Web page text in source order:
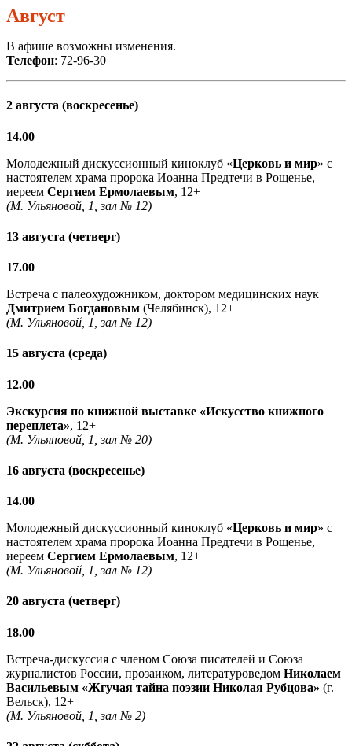
Август
В афише возможны изменения.
Телефон: 72-96-30
2 августа (воскресенье)
14.00
Молодежный дискуссионный киноклуб «Церковь и мир» с
настоятелем храма пророка Иоанна Предтечи в Рощенье,
иереем Сергием Ермолаевым, 12+
(М. Ульяновой, 1, зал № 12)
13 августа (четверг)
17.00
Встреча с палеохудожником, доктором медицинских наук
Дмитрием Богдановым (Челябинск), 12+
(М. Ульяновой, 1, зал № 12)
15 августа (среда)
12.00
Экскурсия по книжной выставке «Искусство книжного
переплета», 12+
(М. Ульяновой, 1, зал № 20)
16 августа (воскресенье)
14.00
Молодежный дискуссионный киноклуб «Церковь и мир» с
настоятелем храма пророка Иоанна Предтечи в Рощенье,
иереем Сергием Ермолаевым, 12+
(М. Ульяновой, 1, зал № 12)
20 августа (четверг)
18.00
Встреча-дискуссия с членом Союза писателей и Союза
журналистов России, прозаиком, литературоведом Николаем
Васильевым «Жгучая тайна поэзии Николая Рубцова» (г.
Вельск), 12+
(М. Ульяновой, 1, зал № 2)